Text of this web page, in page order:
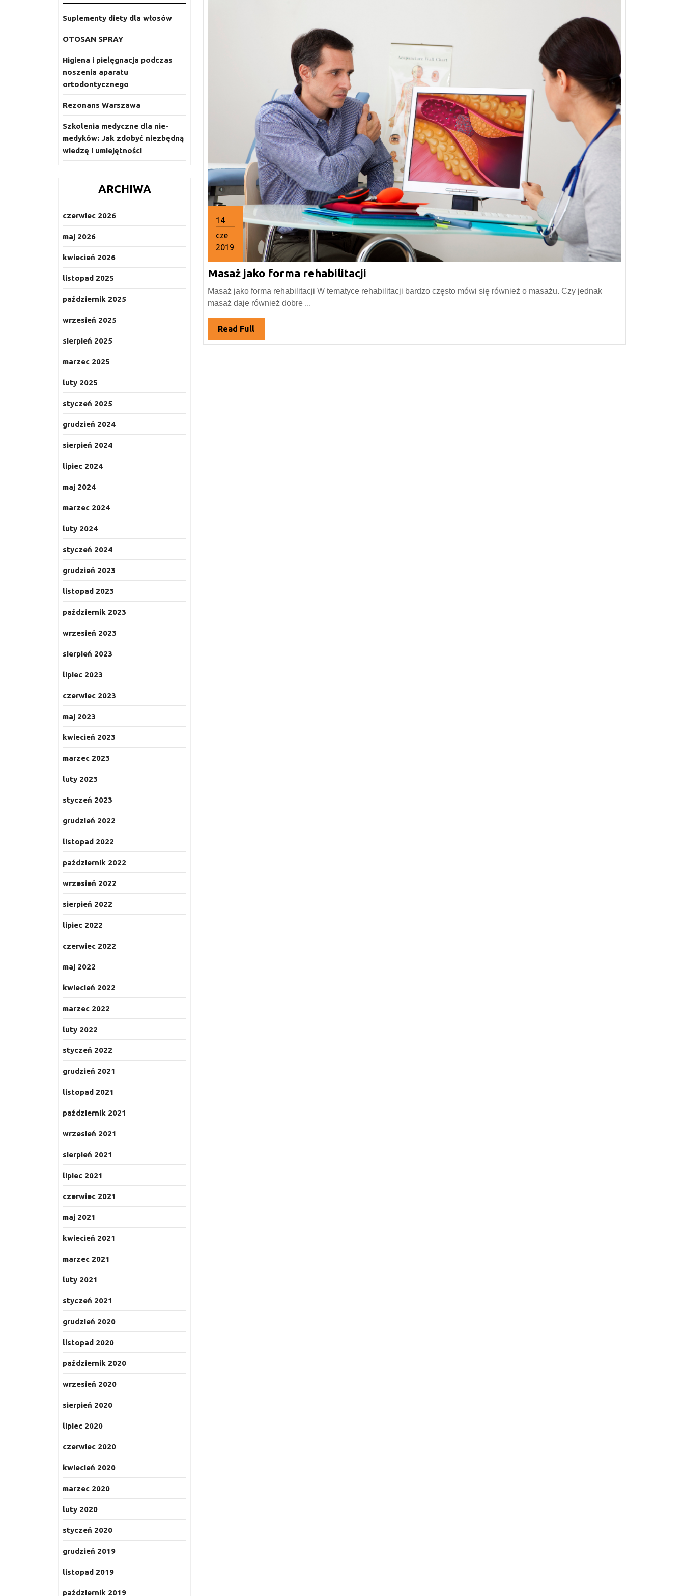
Suplementy diety dla włosów
OTOSAN SPRAY
Higiena i pielęgnacja podczas
noszenia aparatu
ortodontycznego
Rezonans Warszawa
Szkolenia medyczne dla nie-
medyków: Jak zdobyć niezbędną
wiedzę i umiejętności
ARCHIWA
czerwiec 2026
maj 2026
kwiecień 2026
listopad 2025
październik 2025
wrzesień 2025
sierpień 2025
marzec 2025
luty 2025
styczeń 2025
grudzień 2024
sierpień 2024
lipiec 2024
maj 2024
marzec 2024
luty 2024
styczeń 2024
grudzień 2023
listopad 2023
październik 2023
wrzesień 2023
sierpień 2023
lipiec 2023
czerwiec 2023
maj 2023
kwiecień 2023
marzec 2023
luty 2023
styczeń 2023
grudzień 2022
listopad 2022
październik 2022
wrzesień 2022
sierpień 2022
lipiec 2022
czerwiec 2022
maj 2022
kwiecień 2022
marzec 2022
luty 2022
styczeń 2022
grudzień 2021
listopad 2021
październik 2021
wrzesień 2021
sierpień 2021
lipiec 2021
czerwiec 2021
maj 2021
kwiecień 2021
marzec 2021
luty 2021
styczeń 2021
grudzień 2020
listopad 2020
październik 2020
wrzesień 2020
sierpień 2020
lipiec 2020
czerwiec 2020
kwiecień 2020
marzec 2020
luty 2020
styczeń 2020
grudzień 2019
listopad 2019
październik 2019
14
cze
2019
czerwca
Masaż jako forma rehabilitacji
jako
Masaż jako forma rehabilitacji W tematyce rehabilitacji bardzo często mówi się również o masażu. Czy jednak
masaż daje również dobre ...
Read FullRead
Full